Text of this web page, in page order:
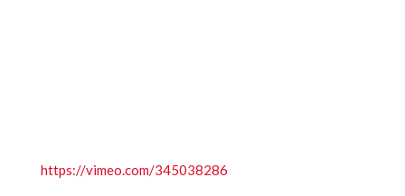
https://vimeo.com/345038286